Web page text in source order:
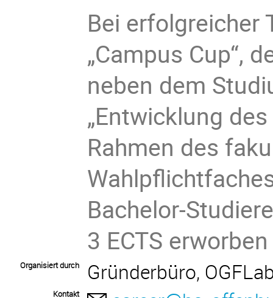
Bei erfolgreicher
„Campus Cup“,
neben dem
„Entwicklung
Rahmen des
Bachelor-
3 ECTS
Organisiert durch Gründerbüro,
Kontakt